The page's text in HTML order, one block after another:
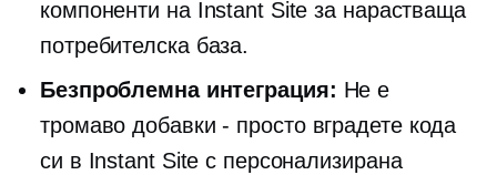
компоненти на Instant Site за нарастваща
потребителска база.
Безпроблемна интеграция: Не е
тромаводобавки - простовградете кода
си в Instant Site с персонализирана